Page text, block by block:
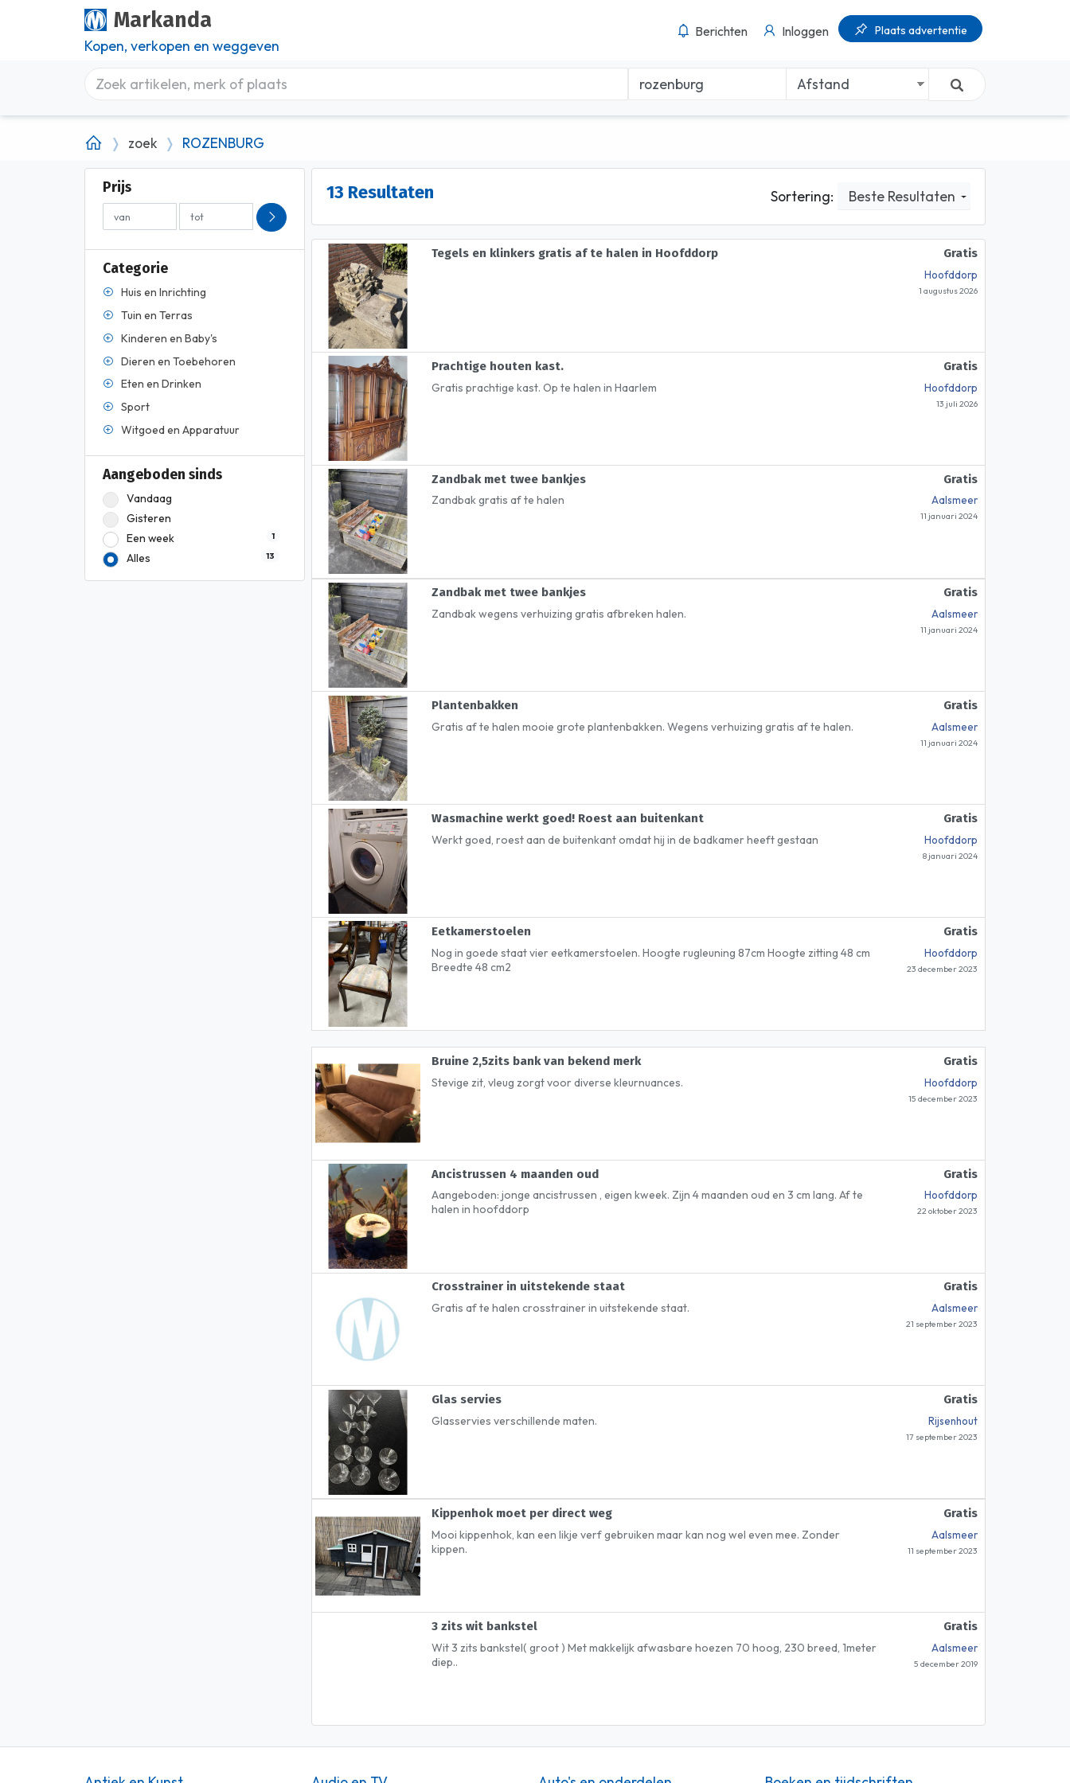
Markanda
Kopen, verkopen en weggeven
Berichten Inloggen Plaats advertentie
zoek ROZENBURG
Prijs
Categorie
Huis en Inrichting
Tuin en Terras
Kinderen en Baby's
Dieren en Toebehoren
Eten en Drinken
Sport
Witgoed en Apparatuur
Aangeboden sinds
Vandaag
Gisteren
Een week
1
Alles 13
13 Resultaten Sortering: Beste Resultaten
Gratis
Tegels en klinkers gratis af te halen in Hoofddorp
Hoofddorp
1 augustus 2026
Gratis
Prachtige houten kast.
Hoofddorp
13 juli 2026
Gratis prachtige kast. Op te halen in Haarlem
Gratis
Zandbak met twee bankjes
Aalsmeer
11 januari 2024
Zandbak gratis af te halen
Gratis
Zandbak met twee bankjes
Aalsmeer
11 januari 2024
Zandbak wegens verhuizing gratis afbreken halen.
Gratis
Plantenbakken
Aalsmeer
11 januari 2024
Gratis af te halen mooie grote plantenbakken. Wegens verhuizing gratis af te halen.
Gratis
Wasmachine werkt goed! Roest aan buitenkant
Hoofddorp
8 januari 2024
Werkt goed, roest aan de buitenkant omdat hij in de badkamer heeft gestaan
Gratis
Eetkamerstoelen
Hoofddorp
23 december 2023
Nog in goede staat vier eetkamerstoelen. Hoogte rugleuning 87cm Hoogte zitting 48 cm
Breedte 48 cm2
Gratis
Bruine 2,5zits bank van bekend merk
Hoofddorp
15 december 2023
Stevige zit, vleug zorgt voor diverse kleurnuances.
Gratis
Ancistrussen 4 maanden oud
Hoofddorp
22 oktober 2023
Aangeboden: jonge ancistrussen , eigen kweek. Zijn 4 maanden oud en 3 cm lang. Af te
halen in hoofddorp
Gratis
Crosstrainer in uitstekende staat
Aalsmeer
21 september 2023
Gratis af te halen crosstrainer in uitstekende staat.
Gratis
Glas servies
Rijsenhout
17 september 2023
Glasservies verschillende maten.
Gratis
Kippenhok moet per direct weg
Aalsmeer
11 september 2023
Mooi kippenhok, kan een likje verf gebruiken maar kan nog wel even mee. Zonder
kippen.
Gratis
3 zits wit bankstel
Aalsmeer
5 december 2019
Wit 3 zits bankstel( groot ) Met makkelijk afwasbare hoezen 70 hoog, 230 breed, 1meter
diep..